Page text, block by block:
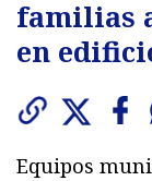
familias
en
Equipos